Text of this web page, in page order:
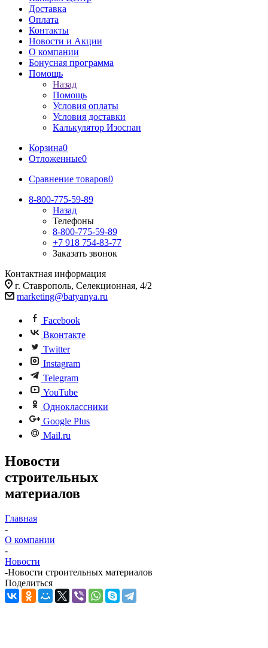
Доставка
Оплата
Контакты
Новости и Акции
О компании
Бонусная программа
Помощь
Назад
Помощь
Условия оплаты
Условия доставки
Калькулятор Изоспан
Корзина0
Отложенные0
Сравнение товаров0
8-800-775-59-89
Назад
Телефоны
8-800-775-59-89
+7 918 754-83-77
Заказать звонок
Контактная информация
г. Ставрополь, Селекционная, 4/2
marketing@batyanya.ru
Facebook
Вконтакте
Twitter
Instagram
Telegram
YouTube
Одноклассники
Google Plus
Mail.ru
Новости
строительных
материалов
Главная
-
О компании
-
Новости
-Новости строительных материалов
Поделиться